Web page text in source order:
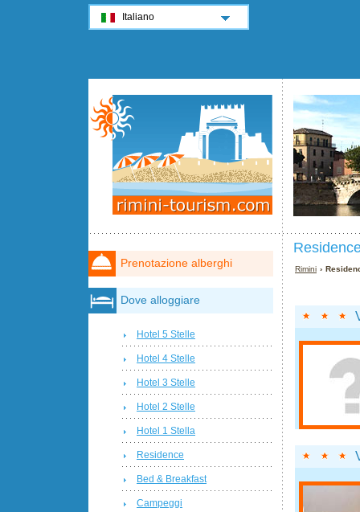
Rimini ›
Prenotazione alberghi
Dove alloggiare
Hotel 5 Stelle
Hotel 4 Stelle
Hotel 3 Stelle
Hotel 2 Stelle
Hotel 1 Stella
Residence
Bed & Breakfast
Campeggi
Italiano